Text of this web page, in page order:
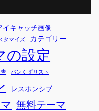
イキャッチ画像
タマイズ カテゴリー
の設定
告 パンくずリスト
レスポンシブ
無料テーマ